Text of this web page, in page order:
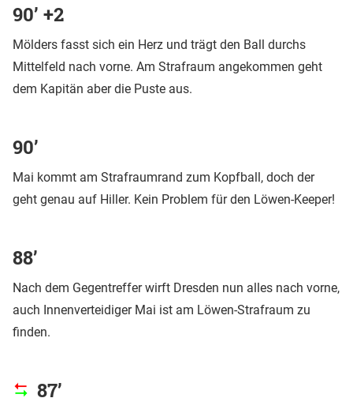
90’ +2
Mölders fasst sich ein Herz und trägt den Ball durchs
Mittelfeld nach vorne. Am Strafraum angekommen geht
dem Kapitän aber die Puste aus.
90’
Mai kommt am Strafraumrand zum Kopfball, doch der
geht genau auf Hiller. Kein Problem für den Löwen-Keeper!
88’
Nach dem Gegentreffer wirft Dresden nun alles nach vorne,
auch Innenverteidiger Mai ist am Löwen-Strafraum zu
finden.
87’